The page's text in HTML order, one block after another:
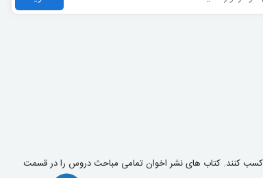
کسب کنند. کتاب های نشر اخوان تمامی مباحث دروس را در قسمت